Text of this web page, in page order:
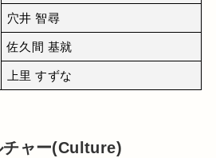
穴井 智尋
佐久間 基就
上里 すずな
チャー(Culture)